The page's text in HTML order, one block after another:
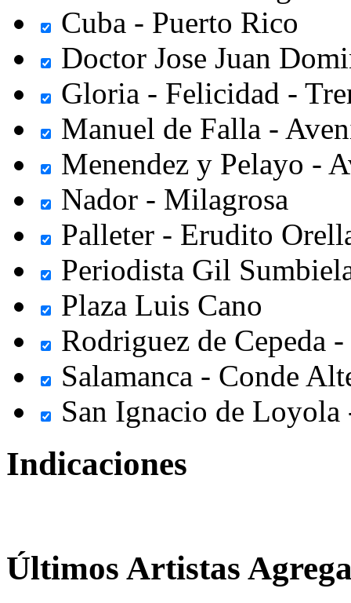
Cuba - Puerto Rico
Doctor Jose Juan
Gloria - Felicidad -
Manuel de Falla -
Menendez y Pelayo -
Nador - Milagrosa
Palleter - Erudito
Periodista Gil
Plaza Luis Cano
Rodriguez de Cepeda
Salamanca - Conde
San Ignacio de Loyola
Indicaciones
Últimos Artistas